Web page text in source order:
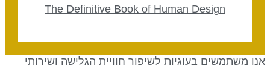
The Definitive Book of Human Design
משתמשים בעוגיות לשיפור חוויית הגלישה ושירותי